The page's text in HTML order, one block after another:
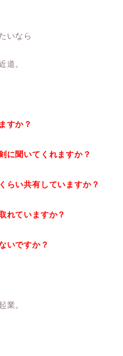
いなら
道。
すか？
に聞いてくれますか？
らい共有していますか？
れていますか？
いですか？
業。